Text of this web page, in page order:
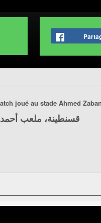
joué au stade Ahmed
قسنطينة، ملعب أحمد